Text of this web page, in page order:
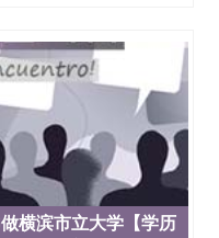
乐、生物学、统计
业、环境污染控
、建筑设计、工商管
程、土木工程、数
理学、戏剧、市场营
学、人工智能、商
料，确定客户办理
业证成绩单等相关
定金； 4、预约递
横滨市立大学【学历